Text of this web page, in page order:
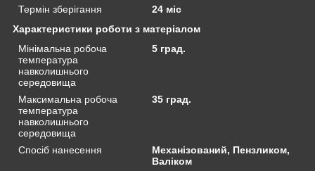
Термін зберігання
24 міс
Характеристики роботи з матеріалом
Мінімальна робоча
температура
навколишнього
середовища
5 град.
Максимальна робоча
температура
навколишнього
середовища
35 град.
Спосіб нанесення
Механізований, Пензликом,
Валіком